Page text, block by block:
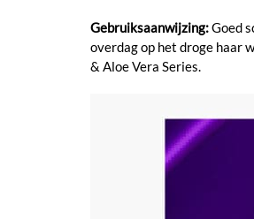
Gebruiksaanwijzing:Goed
overdag op het droge haar
& Aloe Vera Series.